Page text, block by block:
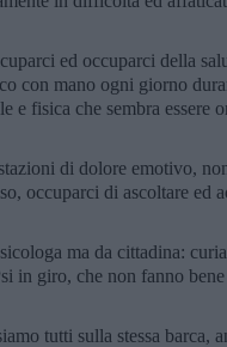
ed occuparci della
con mano ogni giorno
e fisica che sembra essere
di dolore emotivo,
occuparci di ascoltare ed
ma da cittadina:
in giro, che non fanno
tutti sulla stessa barca,